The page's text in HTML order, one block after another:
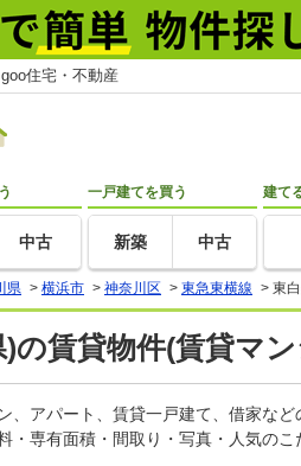
住宅・不動産
中古
一戸建てを買う
新築 中古
建て
県 > 横浜市 > 神奈川区 > 東急東横線 > 東
の賃貸物件(賃貸マ
、アパート、賃貸一戸建て、借家な
・専有面積・間取り・写真・人気の